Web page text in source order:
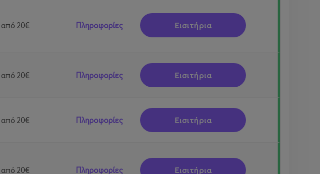
από 20€ Πληροφορίες Εισιτήρια
από 20€ Πληροφορίες Εισιτήρια
από 20€ Πληροφορίες Εισιτήρια
από 20€ Πληροφορίες Εισιτήρια